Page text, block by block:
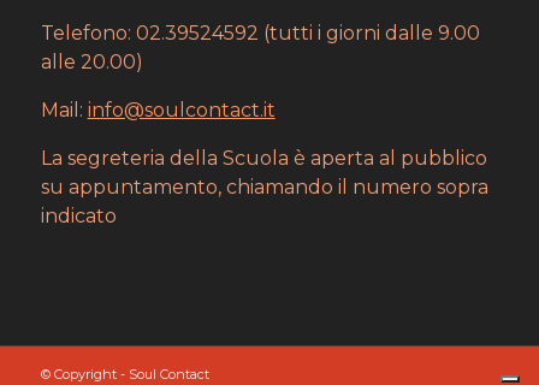
Telefono: 02.39524592 (tutti i giorni dalle 9.00
alle 20.00)
Mail: info@soulcontact.it
La segreteria della Scuola è aperta al pubblico
su appuntamento, chiamando il numero sopra
indicato
© Copyright - Soul Contact